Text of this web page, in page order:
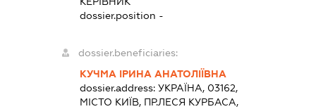
dossier.position -
dossier.beneficiaries:
КУЧМА ІРИНА АНАТОЛІЇВНА
dossier.address:УКРАЇНА, 03162,
МІСТО КИЇВ, ПР.ЛЕСЯ КУРБАСА,